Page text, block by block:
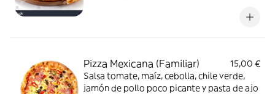
Pizza Mexicana (Familiar)
15,00 €
Salsa tomate, maíz, cebolla, chile verde,
jamón de pollo poco picante y pasta de ajo